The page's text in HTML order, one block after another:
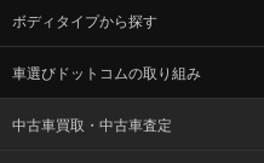
ボディタイプから探す
車選びドットコムの取り組み
中古車買取・中古車査定